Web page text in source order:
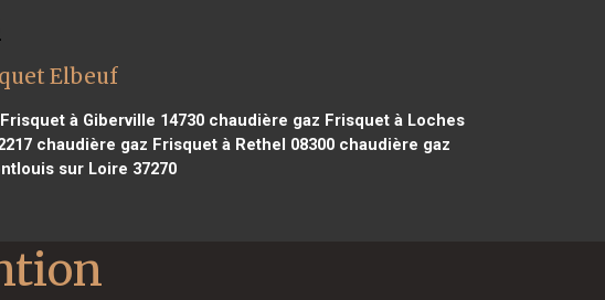
Elbeuf
à Giberville 14730 chaudière gaz Frisquet à Loches
chaudière gaz Frisquet à Rethel 08300 chaudière gaz
sur Loire 37270